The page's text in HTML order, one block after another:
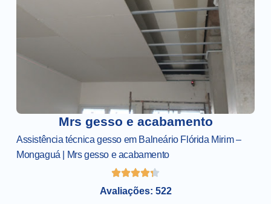
Mrs gesso e acabamento
Assistência técnica gesso em Balneário Flórida Mirim –
Mongaguá | Mrs gesso e acabamento
Avaliações: 522